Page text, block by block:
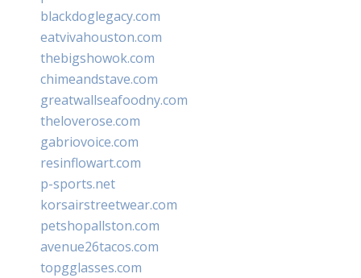
blackdoglegacy.com
eatvivahouston.com
thebigshowok.com
chimeandstave.com
greatwallseafoodny.com
theloverose.com
gabriovoice.com
resinflowart.com
p-sports.net
korsairstreetwear.com
petshopallston.com
avenue26tacos.com
topgglasses.com